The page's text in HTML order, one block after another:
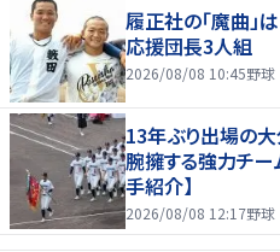
履正社の「魔曲」
応援団長3人組
2026/08/08 10:45野球
13年ぶり出場の
腕擁する強力チー
手紹介】
2026/08/08 12:17野球